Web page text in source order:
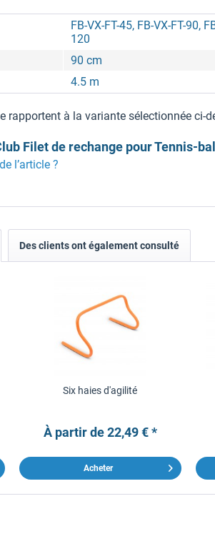
FB-VX-FT-45, FB-VX-FT-90,
120
90 cm
4.5 m
rapportent à la variante sélectionnée ci-
Filet de rechange pour Tennis-
l’article ?
Des clients ont également consulté
Six haies d'agilité
À partir de 22,49 € *
Acheter